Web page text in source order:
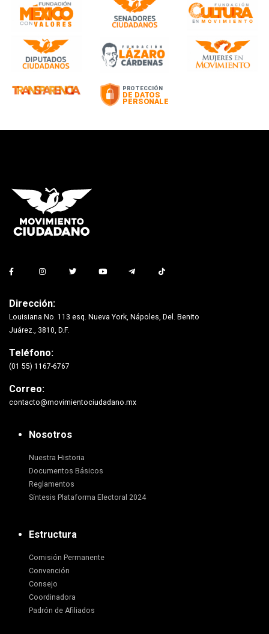
Dirección:
Louisiana No. 113 esq. Nueva York, Nápoles, Del. Benito
Juárez., 3810, D.F.
Teléfono:
(01 55) 1167-6767
Correo:
contacto@movimientociudadano.mx
Nosotros
Nuestra Historia
Documentos Básicos
Reglamentos
Síntesis Plataforma Electoral 2024
Estructura
Comisión Permanente
Convención
Consejo
Coordinadora
Padrón de Afiliados